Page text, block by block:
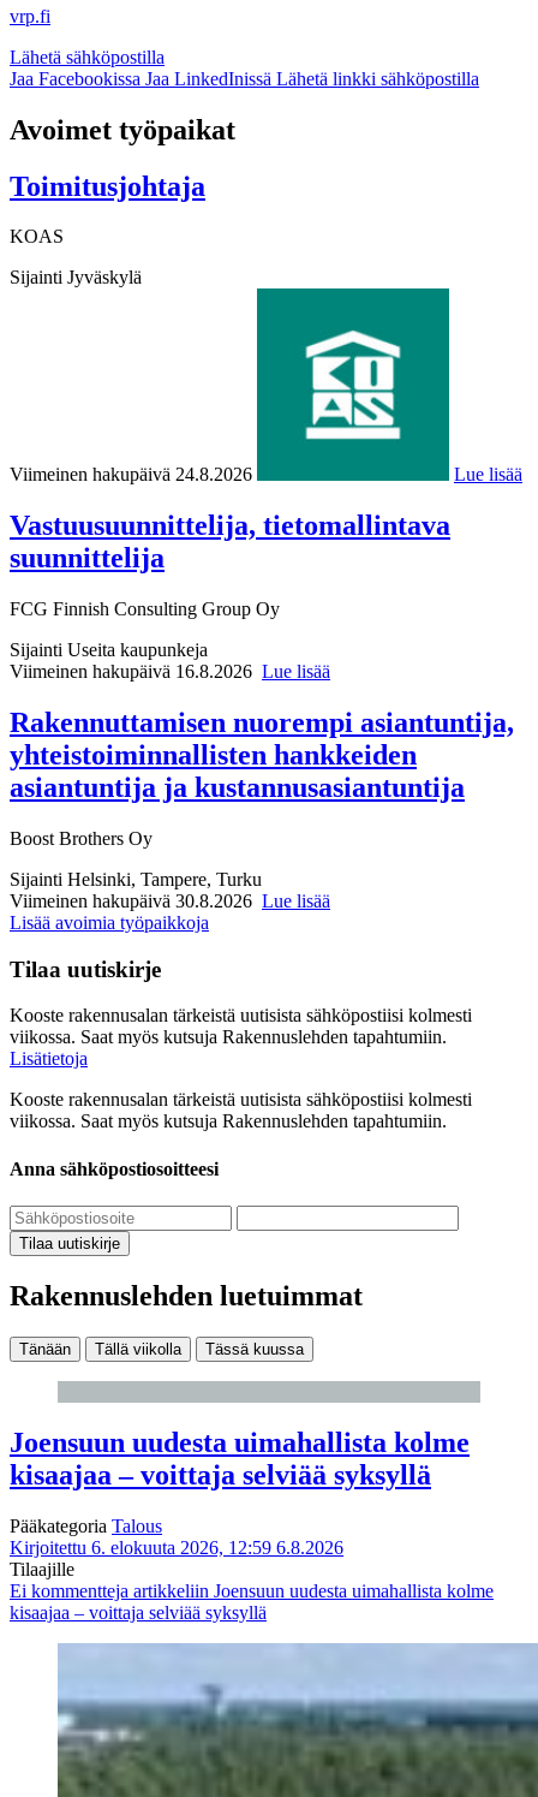
vrp.fi
Lähetä sähköpostilla
Jaa Facebookissa Jaa LinkedInissä Lähetä linkki sähköpostilla
Avoimet työpaikat
Toimitusjohtaja
KOAS
Sijainti Jyväskylä
Viimeinen hakupäivä 24.8.2026 Lue lisää
Vastuusuunnittelija, tietomallintava
suunnittelija
FCG Finnish Consulting Group Oy
Sijainti Useita kaupunkeja
Viimeinen hakupäivä 16.8.2026 Lue lisää
Rakennuttamisen nuorempi asiantuntija,
yhteistoiminnallisten hankkeiden
asiantuntija ja kustannusasiantuntija
Boost Brothers Oy
Sijainti Helsinki, Tampere, Turku
Viimeinen hakupäivä 30.8.2026 Lue lisää
Lisää avoimia työpaikkoja
Tilaa uutiskirje
Kooste rakennusalan tärkeistä uutisista sähköpostiisi kolmesti
viikossa. Saat myös kutsuja Rakennuslehden tapahtumiin.
Lisätietoja
Kooste rakennusalan tärkeistä uutisista sähköpostiisi kolmesti
viikossa. Saat myös kutsuja Rakennuslehden tapahtumiin.
Anna sähköpostiosoitteesi
Tilaa uutiskirje
Rakennuslehden luetuimmat
Tänään Tällä viikolla Tässä kuussa
Joensuun uudesta uimahallista kolme
kisaajaa – voittaja selviää syksyllä
Pääkategoria Talous
Kirjoitettu 6. elokuuta 2026, 12:59 6.8.2026
Tilaajille
Ei kommentteja artikkeliin Joensuun uudesta uimahallista kolme
kisaajaa – voittaja selviää syksyllä